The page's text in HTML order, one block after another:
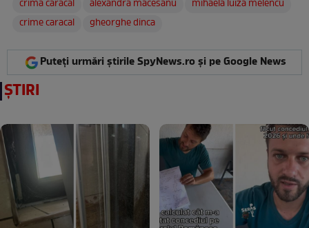
crima caracal alexandra macesanu
mihaela luiza melencu
crime caracal
gheorghe dinca
Puteți urmări știrile SpyNews.ro și pe Google News
ȘTIRI